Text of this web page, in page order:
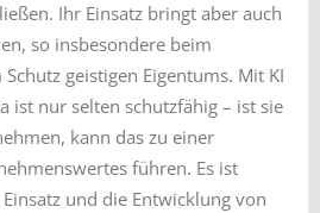
Ihr Einsatz bringt aber auch
so insbesondere beim
geistigen Eigentums. Mit KI
ist nur selten schutzfähig – ist sie
kann das zu einer
führen. Es ist
und die Entwicklung von